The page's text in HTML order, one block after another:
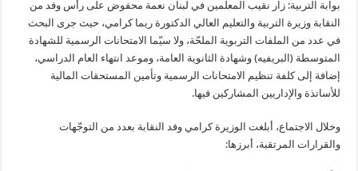
بوابة التربية: زار نقيب المعلّمين في لبنان نعمة محفوض على رأس وفد من
النقابة وزيرة التربية والتعليم العالي الدكتورة ريما كرامي، حيث جرى البحث
في عدد من الملفات التربوية الملحّة، ولا سيّما الامتحانات الرسمية للشهادة
المتوسطة (البريفيه) وشهادة الثانوية العامة، وموعد انتهاء العام الدراسي،
إضافة إلى كلفة تنظيم الامتحانات الرسمية وتأمين المستحقات المالية
للأساتذة والإداريين المشاركين فيها.
وخلال الاجتماع، أبلغت الوزيرة كرامي وفد النقابة بعدد من التوجّهات
والقرارات المرتقبة، أبرزها: